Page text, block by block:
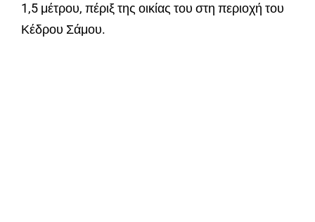
1,5 μέτρου, πέριξ της οικίας του στη περιοχή του
Κέδρου Σάμου.